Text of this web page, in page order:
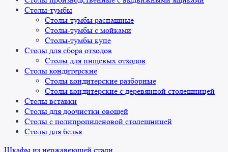
Столы-тумбы
Столы-тумбы распашные
Столы-тумбы с мойками
Столы-тумбы купе
Столы для сбора отходов
Столы для пищевых отходов
Столы кондитерские
Столы кондитерские разборные
Столы кондитерские с деревянной столешницей
Столы вставки
Столы для доочистки овощей
Столы с полипропиленовой столешницей
Столы для белья
Шкафы из нержавеющей стали